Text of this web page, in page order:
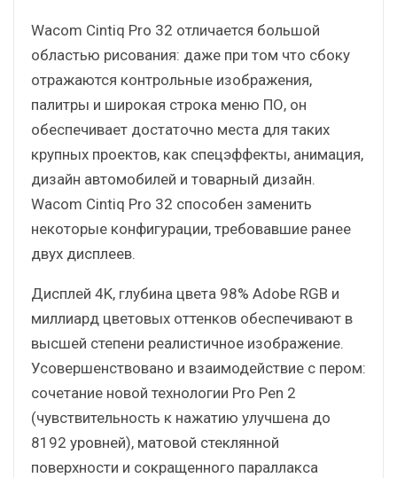
Wacom Cintiq Pro 32 отличается большой
областью рисования: даже при том что сбоку
отражаются контрольные изображения,
палитры и широкая строка меню ПО, он
обеспечивает достаточно места для таких
крупных проектов, как спецэффекты, анимация,
дизайн автомобилей и товарный дизайн.
Wacom Cintiq Pro 32 способен заменить
некоторые конфигурации, требовавшие ранее
двух дисплеев.
Дисплей 4K, глубина цвета 98% Adobe RGB и
миллиард цветовых оттенков обеспечивают в
высшей степени реалистичное изображение.
Усовершенствовано и взаимодействие с пером:
сочетание новой технологии Pro Pen 2
(чувствительность к нажатию улучшена до
8192 уровней), матовой стеклянной
поверхности и сокращенного параллакса